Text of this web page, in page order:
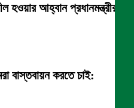
হওয়ার আহ্বান প্রধানমন্ত্রীর
বাস্তবায়ন করতে চাই: